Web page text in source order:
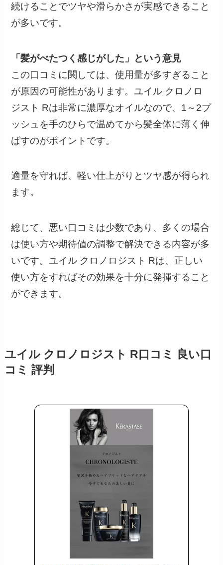
続けることでツヤや滑らかさが実感できること
が多いです。
「髪がべたつく感じがした」という意見
この口コミに関しては、使用量が多すぎること
が原因の可能性があります。ユイル クロノロ
ジスト Rは非常に濃厚なオイルなので、1～2プ
ッシュを手のひらで温めてから髪全体に薄く伸
ばすのがポイントです。
適量を守れば、軽い仕上がりとツヤ感が得られ
ます。
総じて、悪い口コミは少数であり、多くの場合
は使い方や期待値の調整で解決できる内容が多
いです。ユイル クロノロジスト Rは、正しい
使い方をすればその効果を十分に発揮すること
ができます。
ユイル クロノロジスト R口コミ 良い口
コミ 評判